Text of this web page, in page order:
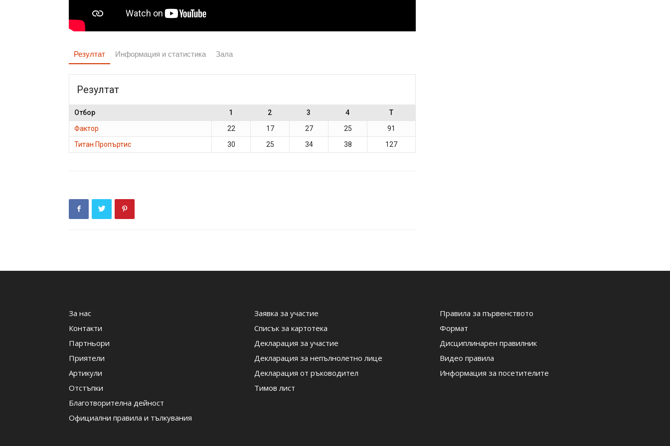
Резултат Информация и статистика Зала
Резултат
Отбор 1 2 3 4
T
Фактор
22 17 27 25
91
Титан Пропъртис
30 25 34 38 127
За нас
Контакти
Партньори
Приятели
Артикули
Отстъпки
Благотворителна дейност
Официални правила и тълкувания
Заявка за участие
Списък за картотека
Декларация за участие
Декларация за непълнолетно лице
Декларация от ръководител
Тимов лист
Правила за първенството
Формат
Дисциплинарен правилник
Видео правила
Информация за посетителите